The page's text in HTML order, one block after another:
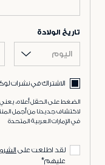
تاريخ الولادة
اليوم
الاشتراك في نشرات
الضغط على الحقل أعلاه،
لاكتشاف جديدنا من أجمل
في الإمارات العربية المتحدة
لقد اطلعت على
عليهم*